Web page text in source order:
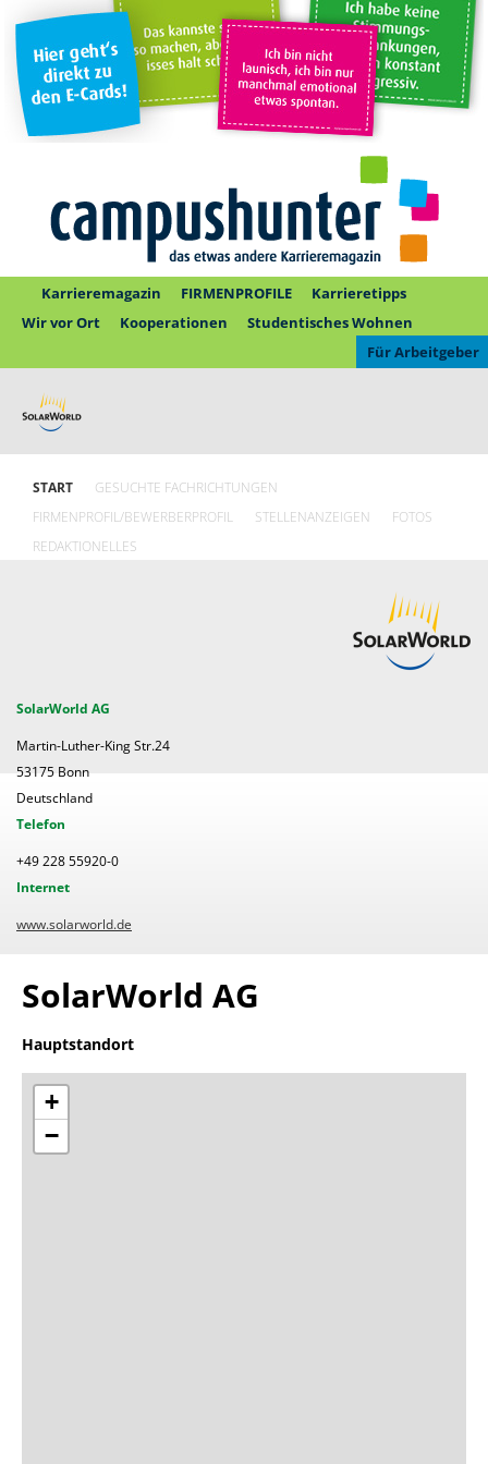
Karrieremagazin FIRMENPROFILE
Karrieretipps
Wir vor Ort
Kooperationen
Studentisches Wohnen
Für Arbeitgeber
START
GESUCHTE FACHRICHTUNGEN
FIRMENPROFIL/BEWERBERPROFIL
STELLENANZEIGEN
FOTOS
REDAKTIONELLES
SolarWorld AG
Martin-Luther-King Str.24
53175 Bonn
Deutschland
Telefon
+49 228 55920-0
Internet
www.solarworld.de
SolarWorld AG
Hauptstandort
+
−